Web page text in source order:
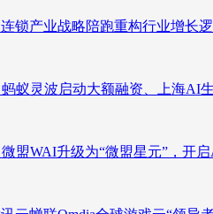
锁产业战略陪跑重构行业增
蚁灵波启动大额融资、上海AI
盟WAI升级为“微盟星元”，开